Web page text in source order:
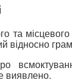
та
відносно
виявлено.